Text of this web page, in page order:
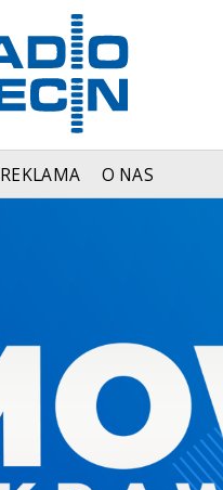
REKLAMA O NAS